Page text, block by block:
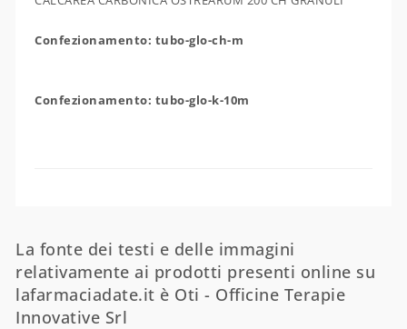
Confezionamento: tubo-glo-ch-m
Confezionamento: tubo-glo-k-10m
La fonte dei testi e delle immagini
relativamente ai prodotti presenti online su
lafarmaciadate.it è Oti - Officine Terapie
Innovative Srl